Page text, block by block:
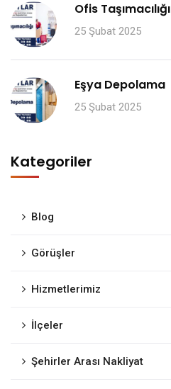
Ofis Taşımacılığı
25 Şubat 2025
Eşya Depolama
25 Şubat 2025
Kategoriler
Blog
Görüşler
Hizmetlerimiz
İlçeler
Şehirler Arası Nakliyat